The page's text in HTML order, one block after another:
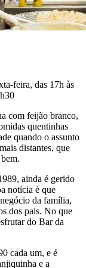
feira, das 17h às
com feijão branco,
quentinhas
quando o assunto
distantes, que
ainda é gerido
notícia é que
da família,
dos pais. No que
do Bar da
cada um, e é
e a